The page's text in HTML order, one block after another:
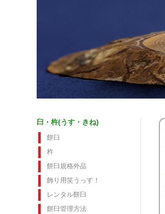
臼・杵(うす・きね)
餅臼
杵
餅臼規格外品
飾り用笑うっす！
レンタル餅臼
餅臼管理方法